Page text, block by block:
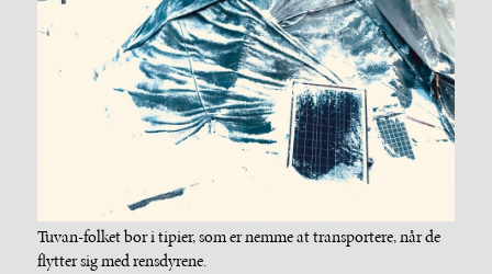
Tuvan-folket bor i tipier, som er nemme at transportere, når de
flytter sig med rensdyrene.